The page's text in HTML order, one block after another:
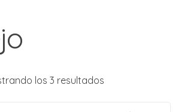
los 3 resultados